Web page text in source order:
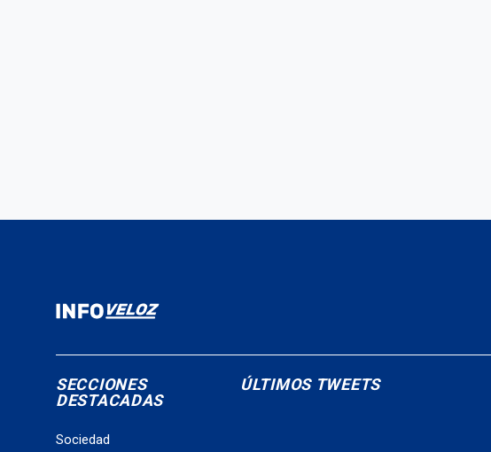
SECCIONES
DESTACADAS
Sociedad
ÚLTIMOS TWEETS